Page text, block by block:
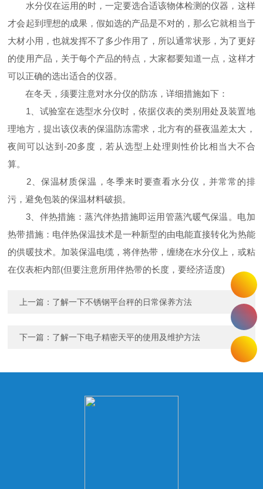
水分仪在运用的时，一定要选合适该物体检测的仪器，这样
才会起到理想的成果，假如选的产品是不对的，那么它就相当于
大材小用，也就发挥不了多少作用了，所以通常状形，为了更好
的使用产品，关于每个产品的特点，大家都要知道一点，这样才
可以正确的选出适合的仪器。
在冬天，须要注意对水分仪的防冻，详细措施如下：
1、试验室在选型水分仪时，依据仪表的类别用处及装置地
理地方，提出该仪表的保温防冻需求，北方有的昼夜温差太大，
夜间可以达到-20多度，若从选型上处理则性价比相当大不合
算。
2、保温材质保温，冬季来时要查看水分仪，并常常的排
污，避免包装的保温材料破损。
3、伴热措施：蒸汽伴热措施即运用管蒸汽暖气保温。电加
热带措施：电伴热保温技术是一种新型的由电能直接转化为热能
的供暖技术。加装保温电缆，将伴热带，缠绕在水分仪上，或粘
在仪表柜内部(但要注意所用伴热带的长度，要经济适度)
上一篇： 了解一下不锈钢平台秤的日常保养方法
下一篇： 了解一下电子精密天平的使用及维护方法